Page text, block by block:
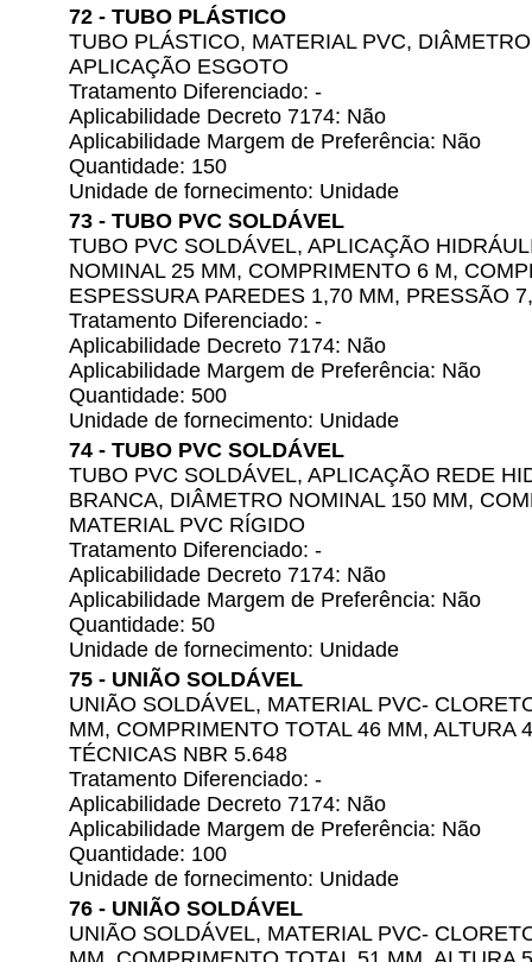
72 - TUBO PLÁSTICO
TUBO PLÁSTICO, MATERIAL PVC,
APLICAÇÃO ESGOTO
Tratamento Diferenciado: -
Aplicabilidade Decreto 7174: Não
Aplicabilidade Margem de Preferência: Não
Quantidade: 150
Unidade de fornecimento: Unidade
73 - TUBO PVC SOLDÁVEL
TUBO PVC SOLDÁVEL, APLICAÇÃO
NOMINAL 25 MM, COMPRIMENTO 6 M,
ESPESSURA PAREDES 1,70 MM, PRESSÃO
Tratamento Diferenciado: -
Aplicabilidade Decreto 7174: Não
Aplicabilidade Margem de Preferência: Não
Quantidade: 500
Unidade de fornecimento: Unidade
74 - TUBO PVC SOLDÁVEL
TUBO PVC SOLDÁVEL, APLICAÇÃO REDE
BRANCA, DIÂMETRO NOMINAL 150 MM,
MATERIAL PVC RÍGIDO
Tratamento Diferenciado: -
Aplicabilidade Decreto 7174: Não
Aplicabilidade Margem de Preferência: Não
Quantidade: 50
Unidade de fornecimento: Unidade
75 - UNIÃO SOLDÁVEL
UNIÃO SOLDÁVEL, MATERIAL PVC-
MM, COMPRIMENTO TOTAL 46 MM, ALTURA
TÉCNICAS NBR 5.648
Tratamento Diferenciado: -
Aplicabilidade Decreto 7174: Não
Aplicabilidade Margem de Preferência: Não
Quantidade: 100
Unidade de fornecimento: Unidade
76 - UNIÃO SOLDÁVEL
UNIÃO SOLDÁVEL, MATERIAL PVC-